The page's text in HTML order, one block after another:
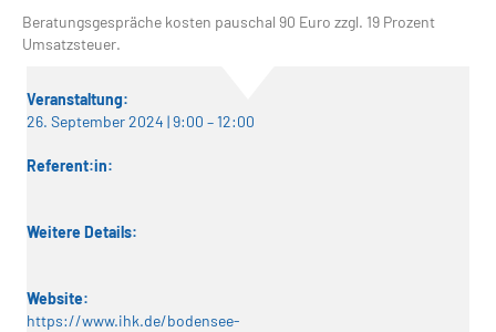
Beratungsgespräche kosten pauschal 90 Euro zzgl. 19 Prozent
Umsatzsteuer.
Veranstaltung:
26. September 2024 | 9:00 –12:00
Referent:in:
Weitere Details:
Website:
https://www.ihk.de/bodensee-